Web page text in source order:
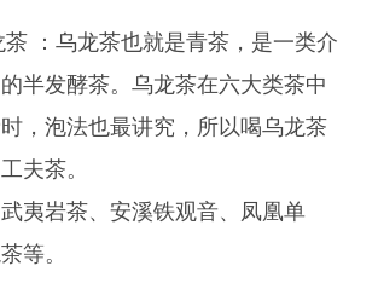
：乌龙茶也就是青茶，是一类介
半发酵茶。乌龙茶在六大类茶中
，泡法也最讲究，所以喝乌龙茶
夫茶。
夷岩茶、安溪铁观音、凤凰单
等。